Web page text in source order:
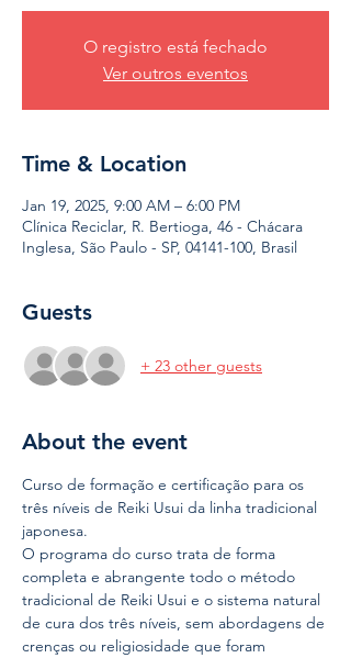
O registro está fechado
Ver outros eventos
Time & Location
Jan 19, 2025, 9:00 AM – 6:00 PM
Clínica Reciclar, R. Bertioga, 46 - Chácara
Inglesa, São Paulo - SP, 04141-100, Brasil
Guests
+ 23 other guests
About the event
Curso de formação e certificação para os
três níveis de Reiki Usui da linha tradicional
japonesa.
O programa do curso trata de forma
completa e abrangente todo o método
tradicional de Reiki Usui e o sistema natural
de cura dos três níveis, sem abordagens de
crenças ou religiosidade que foram